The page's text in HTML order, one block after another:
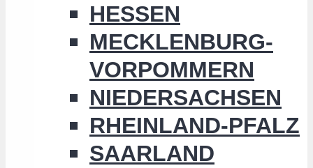
HESSEN
MECKLENBURG-
VORPOMMERN
NIEDERSACHSEN
RHEINLAND-PFALZ
SAARLAND